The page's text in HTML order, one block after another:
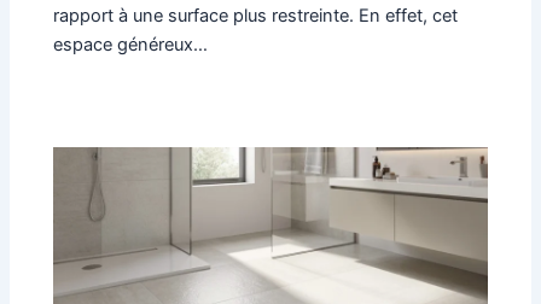
rapport à une surface plus restreinte. En effet, cet
espace généreux…